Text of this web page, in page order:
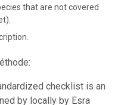
that are not covered
checklist is an
by locally by Esra